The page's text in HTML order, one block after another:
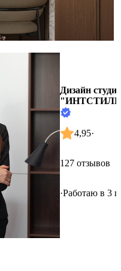
Дизайн
4,95·
127 отзывов
·Работаю в 3